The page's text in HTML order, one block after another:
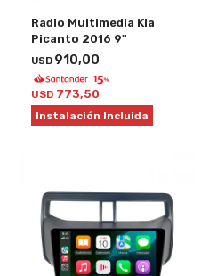
Radio Multimedia Kia
Picanto 2016 9"
USD 910,00
USD 773,50
Instalación Incluida